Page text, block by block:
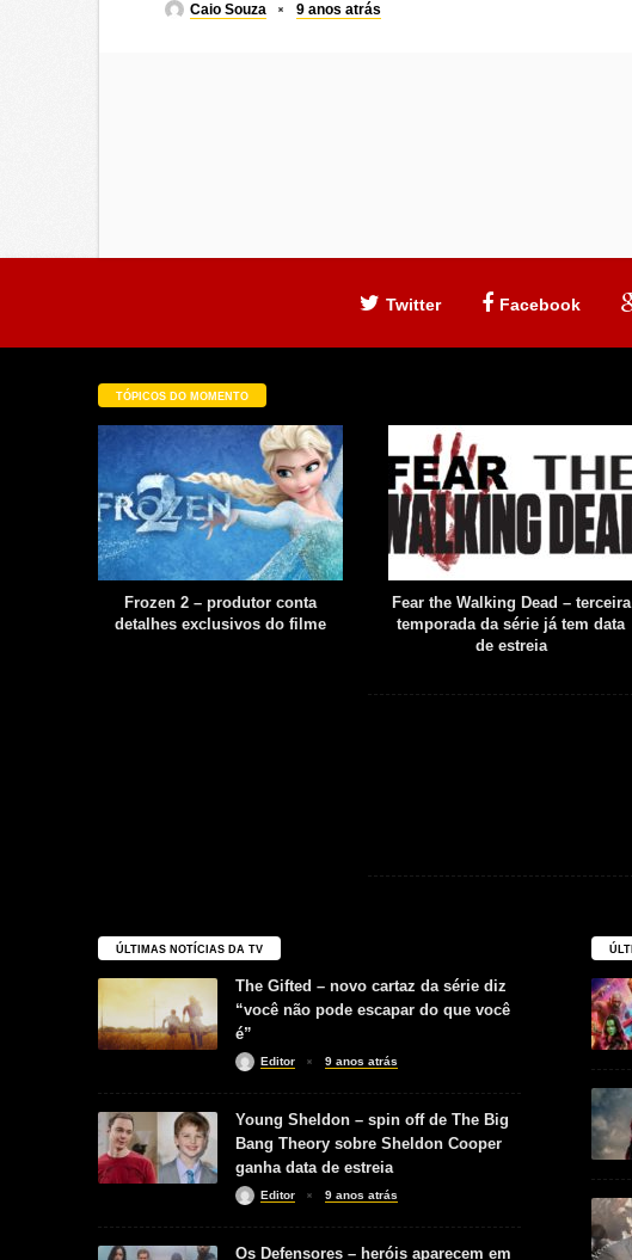
Caio Souza 9 anos atrás
Twitter Facebook
TÓPICOS DO MOMENTO
Frozen 2 – produtor conta
detalhes exclusivos do filme
Fear the Walking Dead – terceira
temporada da série já tem data
de estreia
ÚLTIMAS NOTÍCIAS DA TV
The Gifted – novo cartaz da série diz
“você não pode escapar do que você
é”
Editor 9 anos atrás
Young Sheldon – spin off de The Big
Bang Theory sobre Sheldon Cooper
ganha data de estreia
Editor 9 anos atrás
Os Defensores – heróis aparecem em